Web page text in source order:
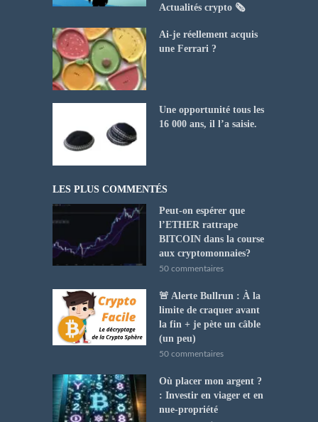
Actualités crypto 🗞️
Ai-je réellement acquis
une Ferrari ?
Une opportunité tous les
16 000 ans, il l’a saisie.
LES PLUS COMMENTÉS
Peut-on espérer que
l’ETHER rattrape
BITCOIN dans la course
aux cryptomonnaies?
50 commentaires
🚨 Alerte Bullrun : À la
limite de craquer avant
la fin + je pète un câble
(un peu)
50 commentaires
Où placer mon argent ?
: Investir en viager et en
nue-propriété